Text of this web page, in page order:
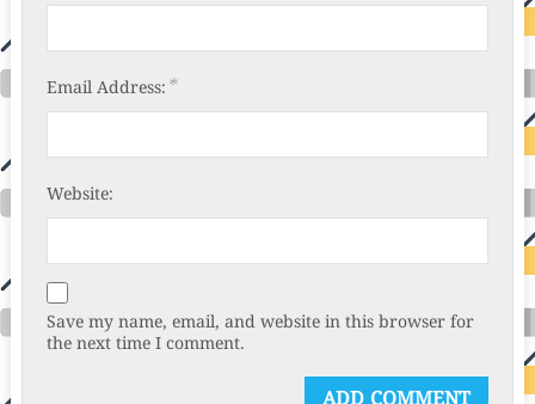
Email Address: *
Website:
Save my name, email, and website in this browser for
the next time I comment.